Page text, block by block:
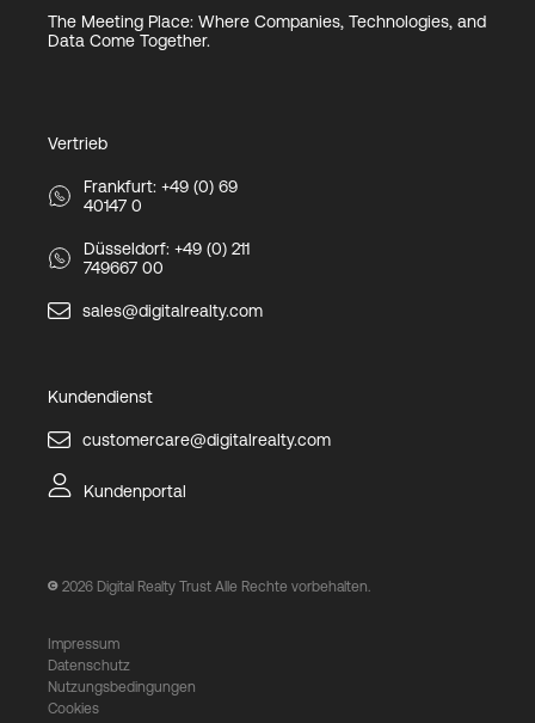
The Meeting Place: Where Companies, Technologies, and
Data Come Together.
Vertrieb
Frankfurt: +49 (0) 69
40147 0
Düsseldorf: +49 (0) 211
749667 00
sales@digitalrealty.com
Kundendienst
customercare@digitalrealty.com
Kundenportal
2026 Digital Realty Trust Alle Rechte vorbehalten.
Impressum
Datenschutz
Nutzungsbedingungen
Cookies